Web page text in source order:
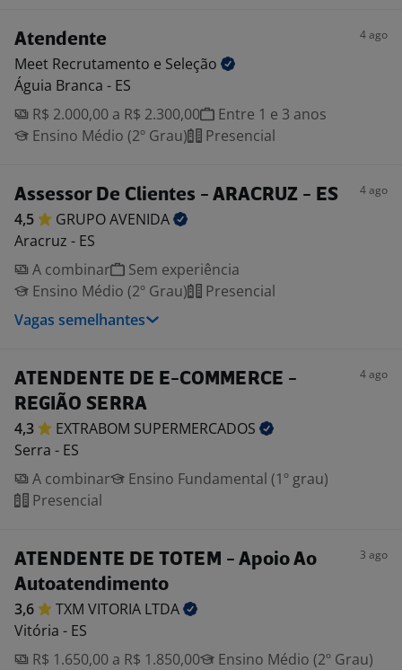
Atendente 4 ago
Meet Recrutamento e Seleção
Águia Branca - ES
R$ 2.000,00 a R$ 2.300,00
Entre 1 e 3 anos
Ensino Médio (2º Grau)
Presencial
Assessor De Clientes - ARACRUZ - ES 4 ago
4,5 GRUPOAVENIDA
Aracruz - ES
A combinar
Sem experiência
Ensino Médio (2º Grau)
Presencial
Vagas semelhantes
ATENDENTE DE E-COMMERCE -
REGIÃO SERRA
4 ago
4,3 EXTRABOM SUPERMERCADOS
Serra - ES
A combinar
Ensino Fundamental (1º grau)
Presencial
ATENDENTE DE TOTEM - Apoio Ao
Autoatendimento
3 ago
3,6 TXM VITORIA LTDA
Vitória - ES
R$ 1.650,00 a R$ 1.850,00
Ensino Médio (2º Grau)